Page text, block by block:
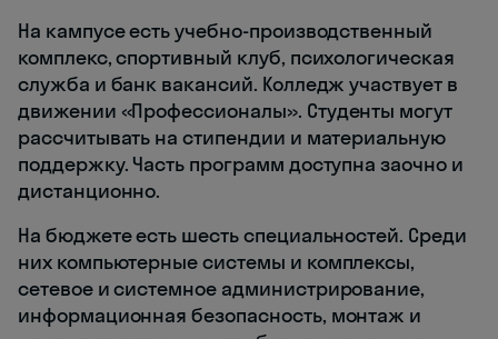
На кампусе есть учебно-производственный
комплекс, спортивный клуб, психологическая
служба и банк вакансий. Колледж участвует в
движении «Профессионалы». Студенты могут
рассчитывать на стипендии и материальную
поддержку. Часть программ доступна заочно и
дистанционно.
На бюджете есть шесть специальностей. Среди
них компьютерные системы и комплексы,
сетевое и системное администрирование,
информационная безопасность, монтаж и